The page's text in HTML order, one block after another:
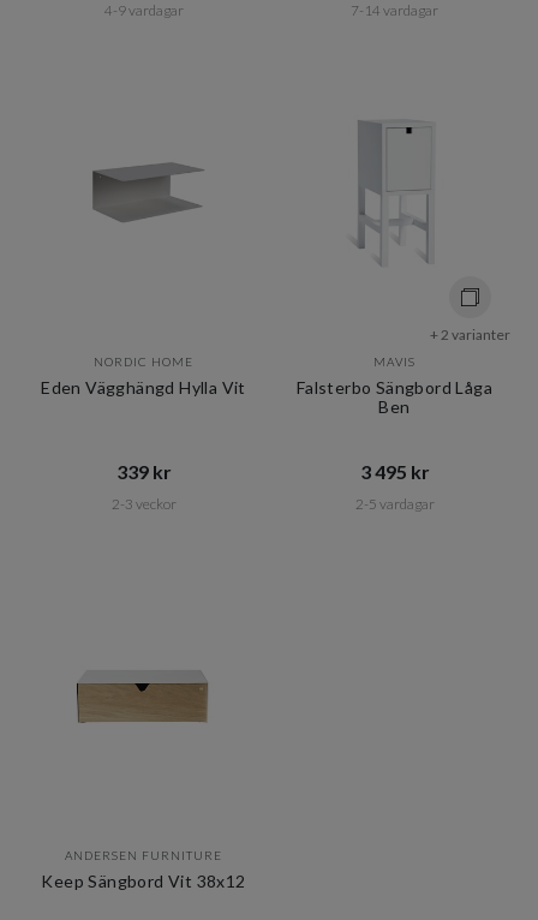
4-9 vardagar 7-14 vardagar
NORDIC HOME
Eden Vägghängd Hylla Vit
339 kr​​
2-3 veckor
+ 2 varianter
MAVIS
Falsterbo Sängbord Låga
Ben
3 495 kr​​
2-5 vardagar
ANDERSEN FURNITURE
Keep Sängbord Vit 38x12